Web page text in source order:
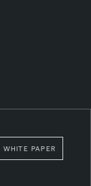
WHITE PAPER